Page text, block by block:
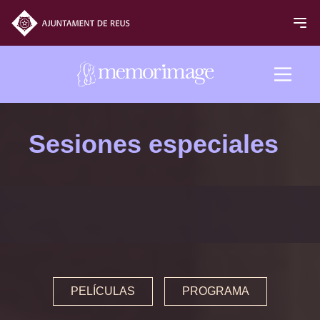
Edición 2024
Programa 2024
Sesiones especiales
PELÍCULAS PROGRAMA